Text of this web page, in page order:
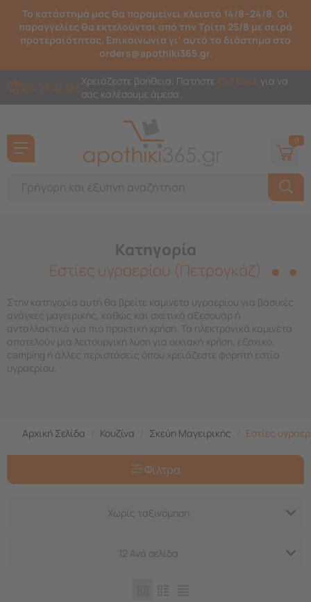
Το κατάστημά μας θα παραμείνει κλειστό 14/8–24/8. Οι
παραγγελίες θα εκτελούνται από την Τρίτη 25/8 με σειρά
προτεραιότητας. Επικοινωνία γι' αυτό το διάστημα στο
orders@apothiki365.gr.
210 23 10 365Χρειάζεστε βοήθεια; Πατήστε Call Back για να
σας καλέσουμε άμεσα.
0
Κατηγορία
Εστίες υγραερίου (Πετρογκάζ)
Στην κατηγορία αυτή θα βρείτε καμινέτα υγραερίου για βασικές
ανάγκες μαγειρικής, καθώς και σχετικά αξεσουάρ ή
ανταλλακτικά για πιο πρακτική χρήση. Τα ηλεκτρονικά καμινέτα
αποτελούν μια λειτουργική λύση για οικιακή χρήση, εξοχικό,
camping ή άλλες περιστάσεις όπου χρειάζεστε φορητή εστία
υγραερίου.
Αρχική Σελίδα Κουζίνα Σκεύη Μαγειρικής Εστίες
Φίλτρα
Χωρίς ταξινόμηση
12 Ανά σελίδα